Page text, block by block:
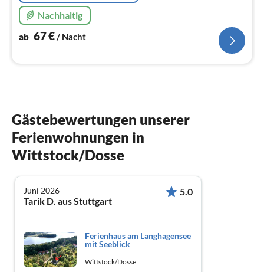
Nachhaltig
ab 67€/ Nacht
Gästebewertungen unserer
Ferienwohnungen in
Wittstock/Dosse
Juni 2026
Tarik D. aus Stuttgart
5.0
Ferienhaus am Langhagensee
mit Seeblick
Wittstock/Dosse